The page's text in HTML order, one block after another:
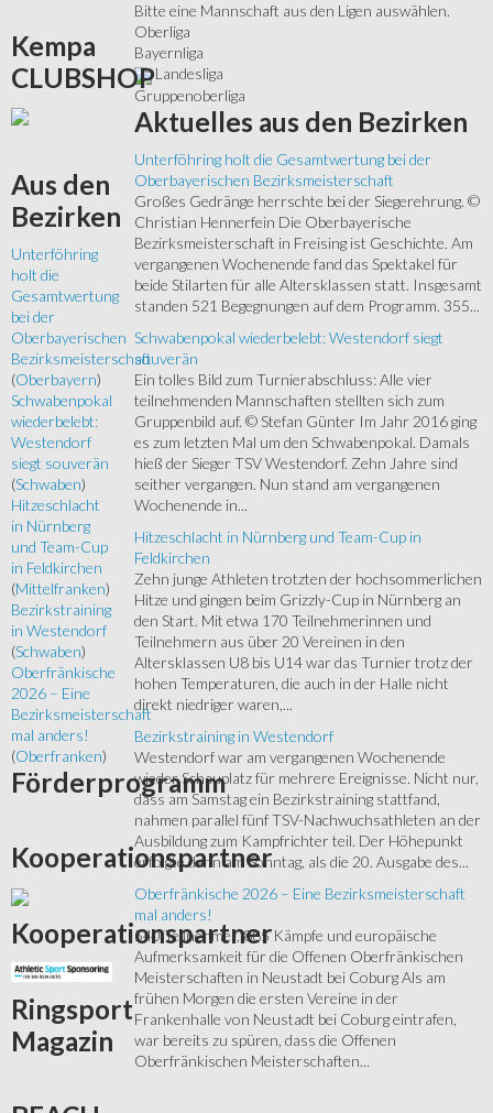
Bitte eine Mannschaft aus den Ligen auswählen.
Oberliga
Bayernliga
Landesliga
Gruppenoberliga
Aktuelles aus den Bezirken
Unterföhring holt die Gesamtwertung bei der
Oberbayerischen Bezirksmeisterschaft
Großes Gedränge herrschte bei der Siegerehrung. ©
Christian Hennerfein Die Oberbayerische
Bezirksmeisterschaft in Freising ist Geschichte. Am
vergangenen Wochenende fand das Spektakel für
beide Stilarten für alle Altersklassen statt. Insgesamt
standen 521 Begegnungen auf dem Programm. 355...
Schwabenpokal wiederbelebt: Westendorf siegt
souverän
Ein tolles Bild zum Turnierabschluss: Alle vier
teilnehmenden Mannschaften stellten sich zum
Gruppenbild auf. © Stefan Günter Im Jahr 2016 ging
es zum letzten Mal um den Schwabenpokal. Damals
hieß der Sieger TSV Westendorf. Zehn Jahre sind
seither vergangen. Nun stand am vergangenen
Wochenende in...
Hitzeschlacht in Nürnberg und Team-Cup in
Feldkirchen
Zehn junge Athleten trotzten der hochsommerlichen
Hitze und gingen beim Grizzly-Cup in Nürnberg an
den Start. Mit etwa 170 Teilnehmerinnen und
Teilnehmern aus über 20 Vereinen in den
Altersklassen U8 bis U14 war das Turnier trotz der
hohen Temperaturen, die auch in der Halle nicht
direkt niedriger waren,...
Bezirkstraining in Westendorf
Westendorf war am vergangenen Wochenende
wieder Schauplatz für mehrere Ereignisse. Nicht nur,
dass am Samstag ein Bezirkstraining stattfand,
nahmen parallel fünf TSV-Nachwuchsathleten an der
Ausbildung zum Kampfrichter teil. Der Höhepunkt
erfolgte dann am Sonntag, als die 20. Ausgabe des...
Oberfränkische 2026 – Eine Bezirksmeisterschaft
mal anders!
540 Teilnehmer, 885 Kämpfe und europäische
Aufmerksamkeit für die Offenen Oberfränkischen
Meisterschaften in Neustadt bei Coburg Als am
frühen Morgen die ersten Vereine in der
Frankenhalle von Neustadt bei Coburg eintrafen,
war bereits zu spüren, dass die Offenen
Oberfränkischen Meisterschaften...
Kempa
CLUBSHOP
Aus den
Bezirken
Unterföhring
holt die
Gesamtwertung
bei der
Oberbayerischen
Bezirksmeisterschaft
(Oberbayern)
Schwabenpokal
wiederbelebt:
Westendorf
siegt souverän
(Schwaben)
Hitzeschlacht
in Nürnberg
und Team-Cup
in Feldkirchen
(Mittelfranken)
Bezirkstraining
in Westendorf
(Schwaben)
Oberfränkische
2026 – Eine
Bezirksmeisterschaft
mal anders!
(Oberfranken)
Förderprogramm
Kooperationspartner
Kooperationspartner
Ringsport
Magazin